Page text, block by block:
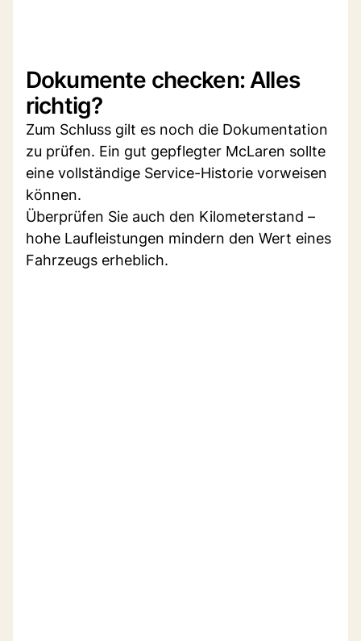
Dokumente checken: Alles
richtig?
Zum Schluss gilt es noch die Dokumentation
zu prüfen. Ein gut gepflegter McLaren sollte
eine vollständige Service-Historie vorweisen
können.
Überprüfen Sie auch den Kilometerstand –
hohe Laufleistungen mindern den Wert eines
Fahrzeugs erheblich.